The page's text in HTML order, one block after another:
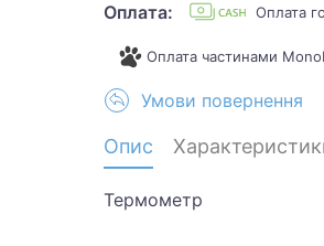
Оплата: Оплата
Оплата частинами
Умови повернення
Опис
Термометр